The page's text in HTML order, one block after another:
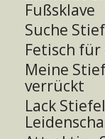
Fußsklave
Suche
Fetisch
Meine
verrückt
Lack